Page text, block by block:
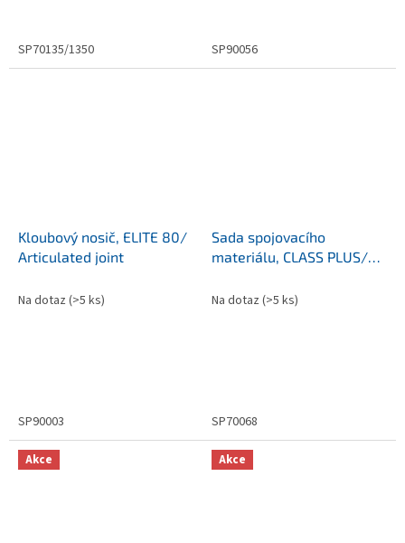
SP70135/1350 SP90056
Kloubový nosič, ELITE 80/
Articulated joint
Na dotaz (>5 ks)
SP90003
Sada spojovacího
materiálu, CLASS PLUS/
Na dotaz (>5 ks)
SP70068
Akce Akce